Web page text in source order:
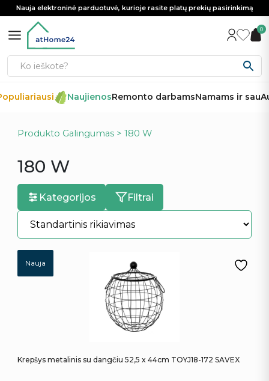
Nauja elektroninė parduotuvė, kurioje rasite platų prekių pasirinkimą
0
NaujienosRemonto darbamsNamams ir sau
Produkto Galingumas > 180 W
180 W
Kategorijos Filtrai
Nauja
Krepšys metalinis su dangčiu 52,5 x 44cm TOYJ18-172 SAVEX